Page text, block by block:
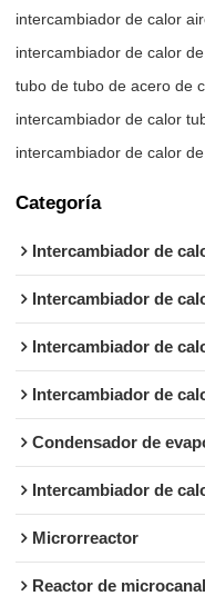
intercambiador de calor
intercambiador de calor
tubo de tubo de acero de
intercambiador de calor
intercambiador de calor
Categoría
Intercambiador de
Intercambiador de
Intercambiador de
Intercambiador de
Condensador de
Intercambiador de
Microrreactor
Reactor de